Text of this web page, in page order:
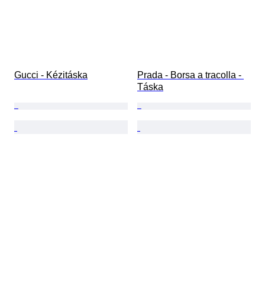
Gucci - Kézitáska
Prada - Borsa a tracolla -
Táska